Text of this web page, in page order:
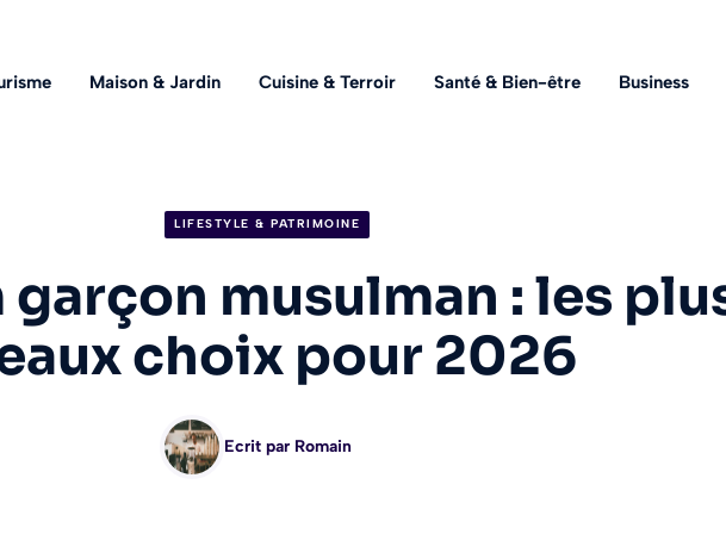
Maison & Jardin Cuisine & Terroir Santé & Bien-être Business
LIFESTYLE & PATRIMOINE
garçon musulman : les
choix pour 2026
Ecrit par Romain